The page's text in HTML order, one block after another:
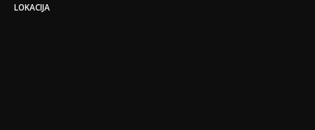
LOKACIJA